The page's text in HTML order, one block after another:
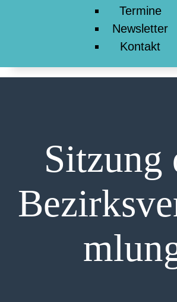
Termine
Newsletter
Kontakt
Sitzung